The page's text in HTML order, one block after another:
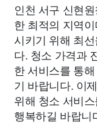
인천 서구 신현
한 최적의 지역
시키기 위해 최
다. 청소 가격과
한 서비스를 통
기 바랍니다. 이
위해 청소 서비
행복하길 바랍니